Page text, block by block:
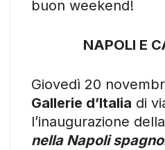
buon weekend!
NAPOLI E
Giovedì 20
Gallerie d’Italia di
l’inaugurazione
nella Napoli